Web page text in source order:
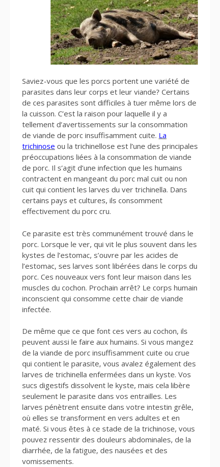
Saviez-vous que les porcs portent une variété de
parasites dans leur corps et leur viande? Certains
de ces parasites sont difficiles à tuer même lors de
la cuisson. C’est la raison pour laquelle il y a
tellement d’avertissements sur la consommation
de viande de porc insuffisamment cuite. La
trichinose ou la trichinellose est l’une des principales
préoccupations liées à la consommation de viande
de porc. Il s’agit d’une infection que les humains
contractent en mangeant du porc mal cuit ou non
cuit qui contient les larves du ver trichinella. Dans
certains pays et cultures, ils consomment
effectivement du porc cru.
Ce parasite est très communément trouvé dans le
porc. Lorsque le ver, qui vit le plus souvent dans les
kystes de l’estomac, s’ouvre par les acides de
l’estomac, ses larves sont libérées dans le corps du
porc. Ces nouveaux vers font leur maison dans les
muscles du cochon. Prochain arrêt? Le corps humain
inconscient qui consomme cette chair de viande
infectée.
De même que ce que font ces vers au cochon, ils
peuvent aussi le faire aux humains. Si vous mangez
de la viande de porc insuffisamment cuite ou crue
qui contient le parasite, vous avalez également des
larves de trichinella enfermées dans un kyste. Vos
sucs digestifs dissolvent le kyste, mais cela libère
seulement le parasite dans vos entrailles. Les
larves pénètrent ensuite dans votre intestin grêle,
où elles se transforment en vers adultes et en
maté. Si vous êtes à ce stade de la trichinose, vous
pouvez ressentir des douleurs abdominales, de la
diarrhée, de la fatigue, des nausées et des
vomissements.